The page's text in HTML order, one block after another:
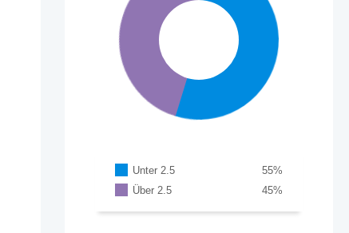
Unter 2.5 %
55
Über 2.5
%
45